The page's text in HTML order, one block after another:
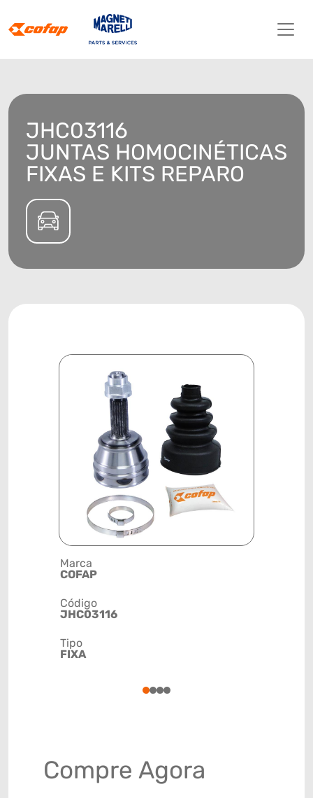
JHC03116
JUNTAS HOMOCINÉTICAS
FIXAS E KITS REPARO
Marca
COFAP
Código
JHC03116
Tipo
FIXA
1234
Compre Agora